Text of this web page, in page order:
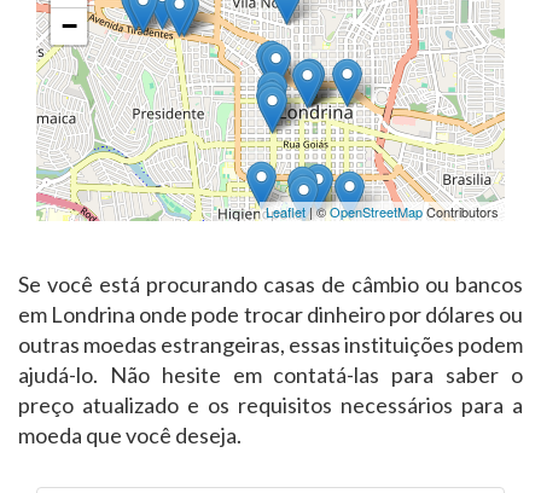
−
Leaflet| ©OpenStreetMapContributors
Se você está procurando casas de câmbio ou bancos
em Londrina onde pode trocar dinheiro por dólares ou
outras moedas estrangeiras, essas instituições podem
ajudá-lo. Não hesite em contatá-las para saber o
preço atualizado e os requisitos necessários para a
moeda que você deseja.